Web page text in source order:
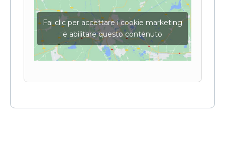
Fai clic per accettare i cookie marketing
e abilitare questo contenuto